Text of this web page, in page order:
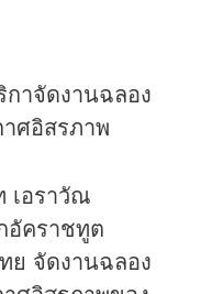
กาจัดงานฉลอง
ศอิสรภาพ
เอราวัณ
อัคราชทูต
ย จัดงานฉลอง